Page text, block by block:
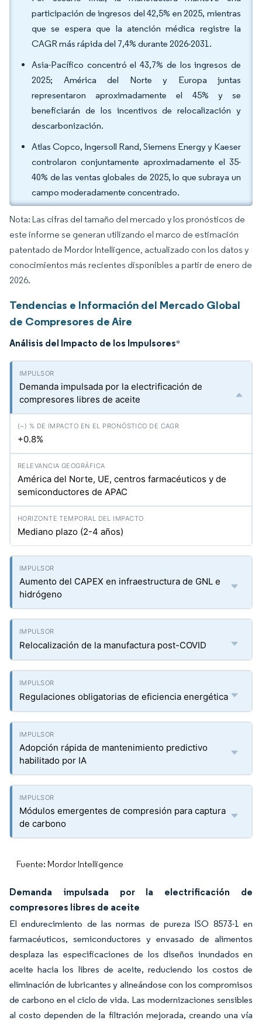
participación de ingresos del 42,5% en 2025, mientras
que se espera que la atención médica registre la
CAGR más rápida del 7,4% durante 2026-2031.
Asia-Pacífico concentró el 43,7% de los ingresos de
2025; América del Norte y Europa juntas
representaron aproximadamente el 45% y se
beneficiarán de los incentivos de relocalización y
descarbonización.
Atlas Copco, Ingersoll Rand, Siemens Energy y Kaeser
controlaron conjuntamente aproximadamente el 35-
40% de las ventas globales de 2025, lo que subraya un
campo moderadamente concentrado.
Nota: Las cifras del tamaño del mercado y los pronósticos de
este informe se generan utilizando el marco de estimación
patentado de Mordor Intelligence, actualizado con los datos y
conocimientos más recientes disponibles a partir de enero de
2026.
Tendencias e Información del Mercado Global
de Compresores de Aire
Análisis del Impacto de los Impulsores*
Demanda impulsada por la electrificación de
compresores libres de aceite
+0.8%
América del Norte, UE, centros farmacéuticos y de
semiconductores de APAC
Mediano plazo (2-4 años)
Aumento del CAPEX en infraestructura de GNL e
hidrógeno
Relocalización de la manufactura post-COVID
Regulaciones obligatorias de eficiencia energética
Adopción rápida de mantenimiento predictivo
habilitado por IA
Módulos emergentes de compresión para captura
de carbono
Fuente: Mordor Intelligence
Demanda impulsada por la electrificación de
compresores libres de aceite
El endurecimiento de las normas de pureza ISO 8573-1 en
farmacéuticos, semiconductores y envasado de alimentos
desplaza las especificaciones de los diseños inundados en
aceite hacia los libres de aceite, reduciendo los costos de
eliminación de lubricantes y alineándose con los compromisos
de carbono en el ciclo de vida. Las modernizaciones sensibles
al costo dependen de la filtración mejorada, creando una vía